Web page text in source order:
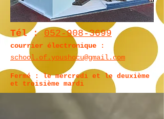
Tél: 052-908-3699
courrier électronique :
school.of.youshocu@gmail.com
Fermé : le mercredi et le deuxième
et troisième mardi